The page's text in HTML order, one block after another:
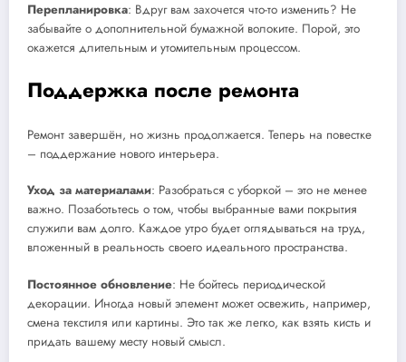
Перепланировка: Вдруг вам захочется что-то изменить? Не
забывайте о дополнительной бумажной волоките. Порой, это
окажется длительным и утомительным процессом.
Поддержка после ремонта
Ремонт завершён, но жизнь продолжается. Теперь на повестке
– поддержание нового интерьера.
Уход за материалами: Разобраться с уборкой – это не менее
важно. Позаботьтесь о том, чтобы выбранные вами покрытия
служили вам долго. Каждое утро будет оглядываться на труд,
вложенный в реальность своего идеального пространства.
Постоянное обновление: Не бойтесь периодической
декорации. Иногда новый элемент может освежить, например,
смена текстиля или картины. Это так же легко, как взять кисть и
придать вашему месту новый смысл.